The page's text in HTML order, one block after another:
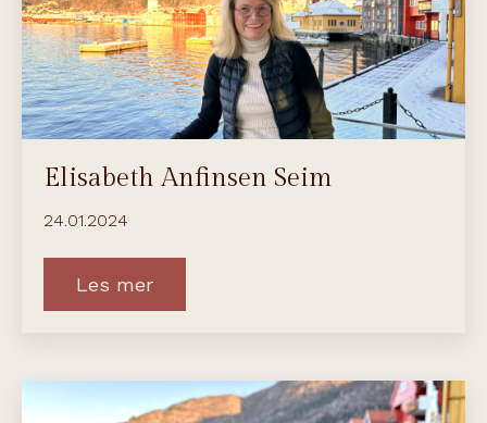
Elisabeth Anfinsen Seim
24.01.2024
Les mer